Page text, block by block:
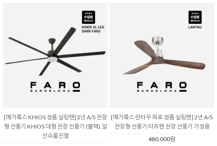
[메가룩스 KHIOS 정품 실링팬] 2년 A/S 천장
형 선풍기 KHIOS 대형 천장 선풍기 (블랙),일
산쇼룸진열
[메가룩스 란타우 파로 정품 실링팬] 2년 A/S
천장형 선풍기 타프팬 천장 선풍기 가정용
480,000원